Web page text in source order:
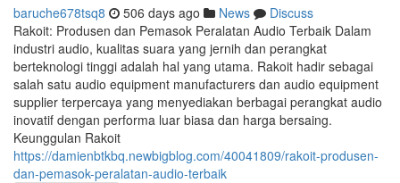
baruche678tsq8 506 days ago News
Discuss
Rakoit: Produsen dan Pemasok Peralatan Audio Terbaik Dalam
industri audio, kualitas suara yang jernih dan perangkat
berteknologi tinggi adalah hal yang utama. Rakoit hadir sebagai
salah satu audio equipment manufacturers dan audio equipment
supplier terpercaya yang menyediakan berbagai perangkat audio
inovatif dengan performa luar biasa dan harga bersaing.
Keunggulan Rakoit
https://damienbtkbq.newbigblog.com/40041809/rakoit-produsen-
dan-pemasok-peralatan-audio-terbaik